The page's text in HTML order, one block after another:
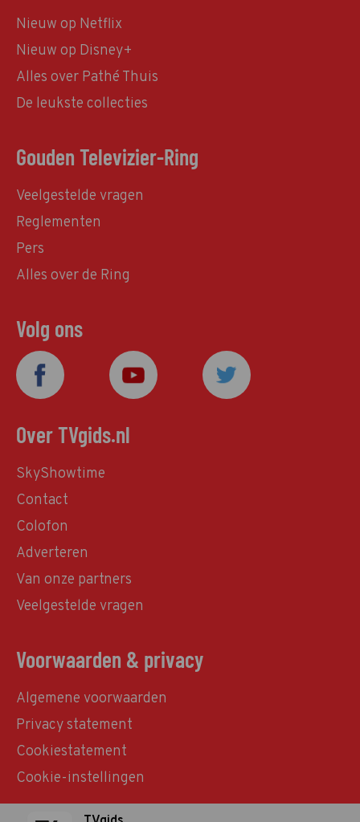
Nieuw op Netflix
Nieuw op Disney+
Alles over Pathé Thuis
De leukste collecties
Gouden Televizier-Ring
Veelgestelde vragen
Reglementen
Pers
Alles over de Ring
Volg ons
Over TVgids.nl
SkyShowtime
Contact
Colofon
Adverteren
Van onze partners
Veelgestelde vragen
Voorwaarden & privacy
Algemene voorwaarden
Privacy statement
Cookiestatement
Cookie-instellingen